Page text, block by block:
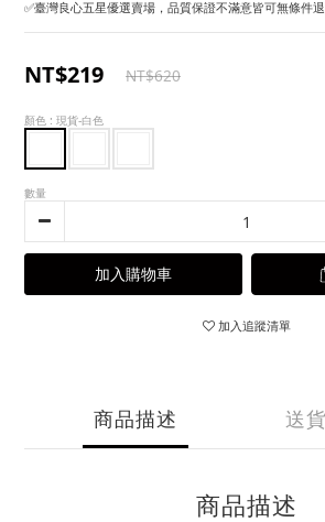
✅臺灣良心五星優選賣場，品質保證不滿意皆可無條件
NT$219 NT$620
顏色 : 現貨-白色
數量
加入購物車
加入追蹤清單
商品描述 送
商品描述